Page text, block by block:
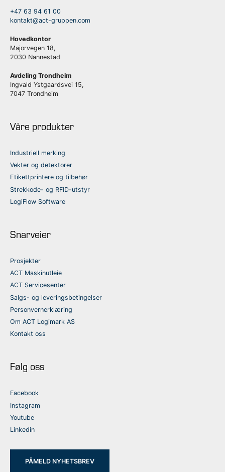
+47 63 94 61 00
kontakt@act-gruppen.com
Hovedkontor
Majorvegen 18,
2030 Nannestad
Avdeling Trondheim
Ingvald Ystgaardsvei 15,
7047 Trondheim
Våre produkter
Industriell merking
Vekter og detektorer
Etikettprintere og tilbehør
Strekkode- og RFID-utstyr
LogiFlow Software
Snarveier
Prosjekter
ACT Maskinutleie
ACT Servicesenter
Salgs- og leveringsbetingelser
Personvernerklæring
Om ACT Logimark AS
Kontakt oss
Følg oss
Facebook
Instagram
Youtube
Linkedin
PÅMELD NYHETSBREV